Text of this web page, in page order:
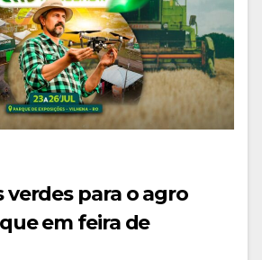
verdes para o agro
em feira de